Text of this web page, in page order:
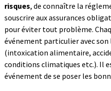
risques, de connaître la
souscrire aux assurances
pour éviter tout problème.
événement particulier avec
(intoxication alimentaire,
conditions climatiques etc.). Il
événement de se poser les